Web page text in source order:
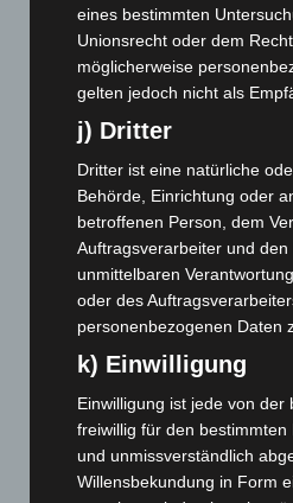
Mai 2025(112)
April 2025(88)
März 2025(111)
Februar 2025(96)
Dezember 2024(89)
November 2024 (94)
Oktober 2024
September 2024(112)
August 2024(107)
Juli 2024 (89)
Juni 2024(107)
Mai 2024(149)
April 2024(102)
eines bestimmten
Unionsrecht oder dem
möglicherweise
gelten jedoch nicht als
j) Dritter
Dritter ist eine natürliche
Behörde, Einrichtung oder
betroffenen Person, dem
Auftragsverarbeiter und
unmittelbaren
oder des
personenbezogenen Daten
k) Einwilligung
Einwilligung ist jede von der
freiwillig für den
und unmissverständlich
Willensbekundung in Form